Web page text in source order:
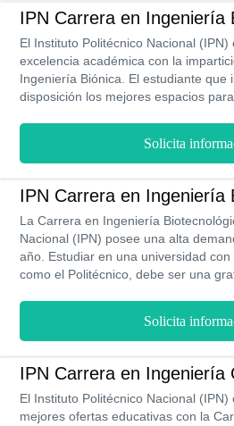
académica para que los estudiantes
complejos y obtengan lo necesario al
profesión. Tiene una duración de 4
modalidad presencial.
IPN Carrera en Ingeniería
El Instituto Politécnico Nacional
excelencia académica con la
Ingeniería Biónica. El estudiante que
disposición los mejores espacios
están sujetos a una obligatoriedad
Plan de Estudio y la malla curricular
considerado como el mejor de todas
mexicanas y consta de 10
modalidad escolarizada.
Solicita
IPN Carrera en Ingeniería
La Carrera en Ingeniería
Nacional (IPN) posee una alta
año. Estudiar en una universidad
como el Politécnico, debe ser una
cuales son muy bajos, teniendo un
de $4,000 MXN. El Plan de Estudio
bastante interesante compuesta por
que complementarán el conocimiento
otra parte, su Proceso de Admisión
completar, solo debes seguir cada
Solicita
IPN Carrera en Ingeniería
El Instituto Politécnico Nacional
mejores ofertas educativas con la